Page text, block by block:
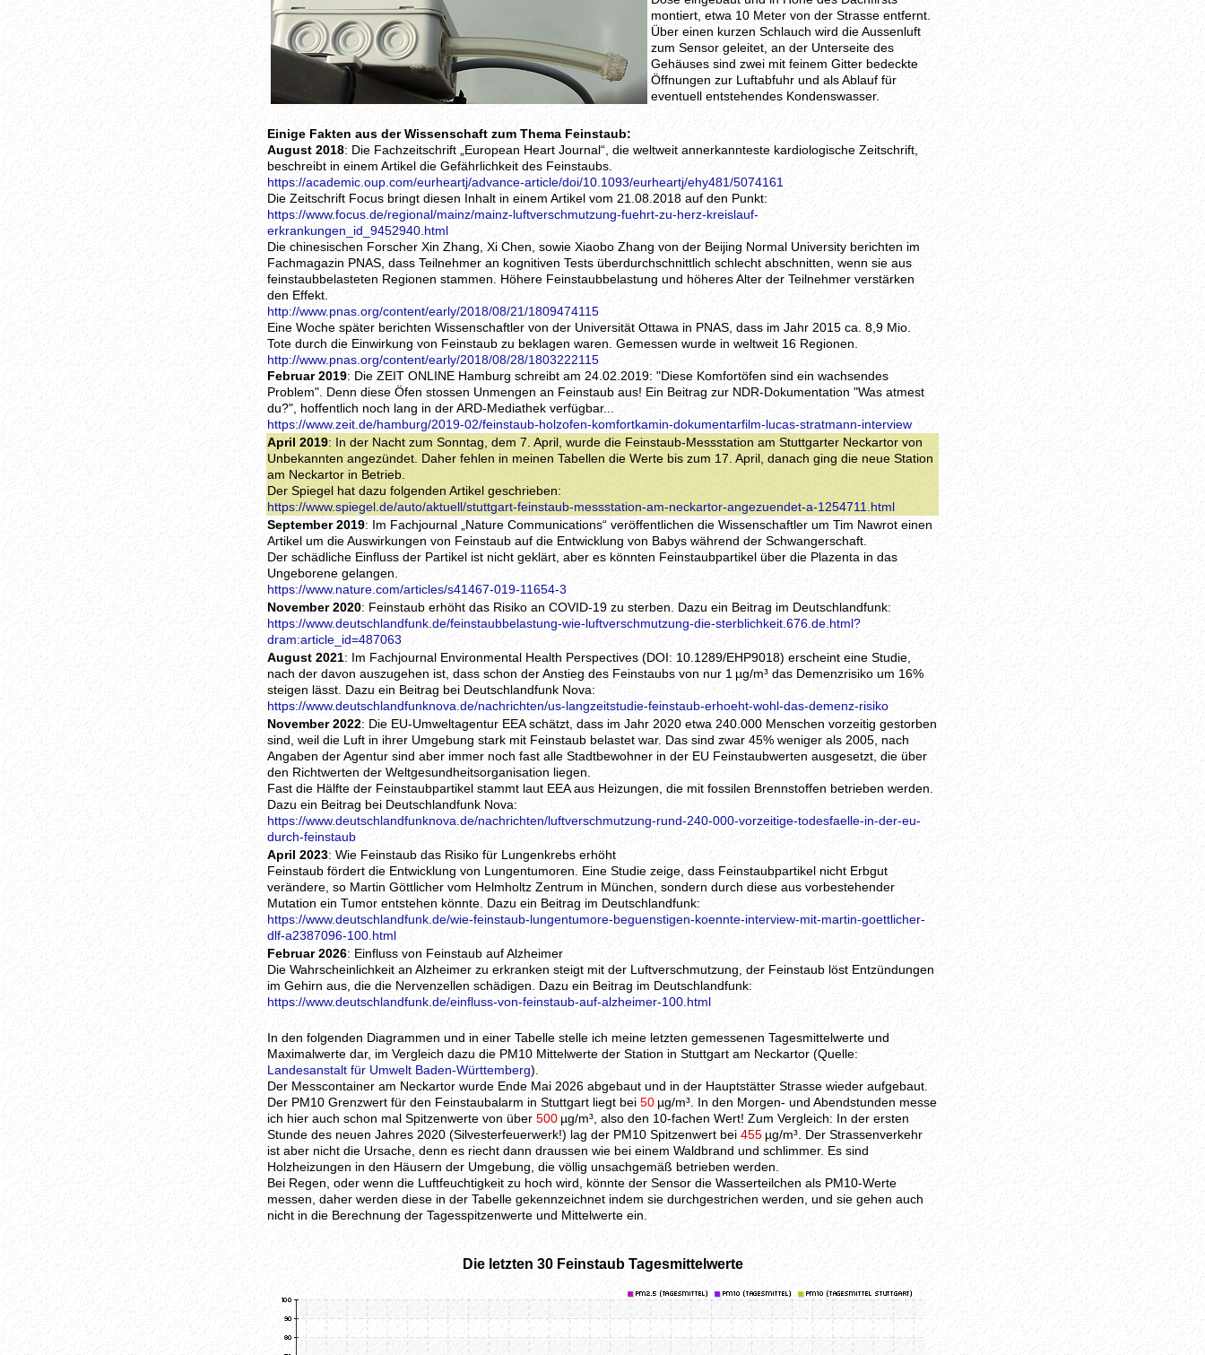
montiert, etwa 10 Meter von der Strasse entfernt.
Über einen kurzen Schlauch wird die Aussenluft
zum Sensor geleitet, an der Unterseite des
Gehäuses sind zwei mit feinem Gitter bedeckte
Öffnungen zur Luftabfuhr und als Ablauf für
eventuell entstehendes Kondenswasser.
Einige Fakten aus der Wissenschaft zum Thema Feinstaub:
August 2018: Die Fachzeitschrift „European Heart Journal“, die weltweit annerkannteste kardiologische Zeitschrift,
beschreibt in einem Artikel die Gefährlichkeit des Feinstaubs.
https://academic.oup.com/eurheartj/advance-article/doi/10.1093/eurheartj/ehy481/5074161
Die Zeitschrift Focus bringt diesen Inhalt in einem Artikel vom 21.08.2018 auf den Punkt:
https://www.focus.de/regional/mainz/mainz-luftverschmutzung-fuehrt-zu-herz-kreislauf-
erkrankungen_id_9452940.html
Die chinesischen Forscher Xin Zhang, Xi Chen, sowie Xiaobo Zhang von der Beijing Normal University berichten im
Fachmagazin PNAS, dass Teilnehmer an kognitiven Tests überdurchschnittlich schlecht abschnitten, wenn sie aus
feinstaubbelasteten Regionen stammen. Höhere Feinstaubbelastung und höheres Alter der Teilnehmer verstärken
den Effekt.
http://www.pnas.org/content/early/2018/08/21/1809474115
Eine Woche später berichten Wissenschaftler von der Universität Ottawa in PNAS, dass im Jahr 2015 ca. 8,9 Mio.
Tote durch die Einwirkung von Feinstaub zu beklagen waren. Gemessen wurde in weltweit 16 Regionen.
http://www.pnas.org/content/early/2018/08/28/1803222115
Februar 2019: Die ZEIT ONLINE Hamburg schreibt am 24.02.2019: "Diese Komfortöfen sind ein wachsendes
Problem". Denn diese Öfen stossen Unmengen an Feinstaub aus! Ein Beitrag zur NDR-Dokumentation "Was atmest
du?", hoffentlich noch lang in der ARD-Mediathek verfügbar...
https://www.zeit.de/hamburg/2019-02/feinstaub-holzofen-komfortkamin-dokumentarfilm-lucas-stratmann-interview
April 2019: In der Nacht zum Sonntag, dem 7. April, wurde die Feinstaub-Messstation am Stuttgarter Neckartor von
Unbekannten angezündet. Daher fehlen in meinen Tabellen die Werte bis zum 17. April, danach ging die neue Station
am Neckartor in Betrieb.
Der Spiegel hat dazu folgenden Artikel geschrieben:
https://www.spiegel.de/auto/aktuell/stuttgart-feinstaub-messstation-am-neckartor-angezuendet-a-1254711.html
September 2019: Im Fachjournal „Nature Communications“ veröffentlichen die Wissenschaftler um Tim Nawrot einen
Artikel um die Auswirkungen von Feinstaub auf die Entwicklung von Babys während der Schwangerschaft.
Der schädliche Einfluss der Partikel ist nicht geklärt, aber es könnten Feinstaubpartikel über die Plazenta in das
Ungeborene gelangen.
https://www.nature.com/articles/s41467-019-11654-3
November 2020: Feinstaub erhöht das Risiko an COVID-19 zu sterben. Dazu ein Beitrag im Deutschlandfunk:
https://www.deutschlandfunk.de/feinstaubbelastung-wie-luftverschmutzung-die-sterblichkeit.676.de.html?
dram:article_id=487063
August 2021: Im Fachjournal Environmental Health Perspectives (DOI: 10.1289/EHP9018) erscheint eine Studie,
nach der davon auszugehen ist, dass schon der Anstieg des Feinstaubs von nur 1 µg/m³ das Demenzrisiko um 16%
steigen lässt. Dazu ein Beitrag bei Deutschlandfunk Nova:
https://www.deutschlandfunknova.de/nachrichten/us-langzeitstudie-feinstaub-erhoeht-wohl-das-demenz-risiko
November 2022: Die EU-Umweltagentur EEA schätzt, dass im Jahr 2020 etwa 240.000 Menschen vorzeitig gestorben
sind, weil die Luft in ihrer Umgebung stark mit Feinstaub belastet war. Das sind zwar 45% weniger als 2005, nach
Angaben der Agentur sind aber immer noch fast alle Stadtbewohner in der EU Feinstaubwerten ausgesetzt, die über
den Richtwerten der Weltgesundheitsorganisation liegen.
Fast die Hälfte der Feinstaubpartikel stammt laut EEA aus Heizungen, die mit fossilen Brennstoffen betrieben werden.
Dazu ein Beitrag bei Deutschlandfunk Nova:
https://www.deutschlandfunknova.de/nachrichten/luftverschmutzung-rund-240-000-vorzeitige-todesfaelle-in-der-eu-
durch-feinstaub
April 2023: Wie Feinstaub das Risiko für Lungenkrebs erhöht
Feinstaub fördert die Entwicklung von Lungentumoren. Eine Studie zeige, dass Feinstaubpartikel nicht Erbgut
verändere, so Martin Göttlicher vom Helmholtz Zentrum in München, sondern durch diese aus vorbestehender
Mutation ein Tumor entstehen könnte. Dazu ein Beitrag im Deutschlandfunk:
https://www.deutschlandfunk.de/wie-feinstaub-lungentumore-beguenstigen-koennte-interview-mit-martin-goettlicher-
dlf-a2387096-100.html
Februar 2026: Einfluss von Feinstaub auf Alzheimer
Die Wahrscheinlichkeit an Alzheimer zu erkranken steigt mit der Luftverschmutzung, der Feinstaub löst Entzündungen
im Gehirn aus, die die Nervenzellen schädigen. Dazu ein Beitrag im Deutschlandfunk:
https://www.deutschlandfunk.de/einfluss-von-feinstaub-auf-alzheimer-100.html
In den folgenden Diagrammen und in einer Tabelle stelle ich meine letzten gemessenen Tagesmittelwerte und
Maximalwerte dar, im Vergleich dazu die PM10 Mittelwerte der Station in Stuttgart am Neckartor (Quelle:
Landesanstalt für Umwelt Baden-Württemberg).
Der Messcontainer am Neckartor wurde Ende Mai 2026 abgebaut und in der Hauptstätter Strasse wieder aufgebaut.
Der PM10 Grenzwert für den Feinstaubalarm in Stuttgart liegt bei 50 µg/m³. In den Morgen- und Abendstunden messe
ich hier auch schon mal Spitzenwerte von über 500µg/m³, also den 10-fachen Wert! Zum Vergleich: In der ersten
Stunde des neuen Jahres 2020 (Silvesterfeuerwerk!) lag der PM10 Spitzenwert bei 455µg/m³. Der Strassenverkehr
ist aber nicht die Ursache, denn es riecht dann draussen wie bei einem Waldbrand und schlimmer. Es sind
Holzheizungen in den Häusern der Umgebung, die völlig unsachgemäß betrieben werden.
Bei Regen, oder wenn die Luftfeuchtigkeit zu hoch wird, könnte der Sensor die Wasserteilchen als PM10-Werte
messen, daher werden diese in der Tabelle gekennzeichnet indem sie durchgestrichen werden, und sie gehen auch
nicht in die Berechnung der Tagesspitzenwerte und Mittelwerte ein.
Die letzten 30 Feinstaub Tagesmittelwerte